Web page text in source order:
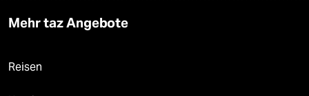
Mehr taz Angebote
Reisen